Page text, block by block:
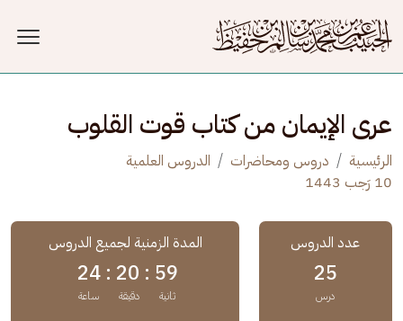
عرى الإيمان من كتاب قوت القلوب
الرئيسية دروس ومحاضرات
الدروس العلمية
10 رَجب 1443
عدد الدروس
25
درس
المدة الزمنية لجميع الدروس
59 :
ثانية
20 :
دقيقة
24
ساعة